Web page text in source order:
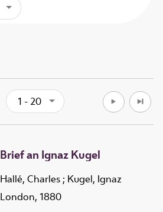
1 - 20
Brief an Ignaz Kugel
Hallé, Charles ; Kugel, Ignaz
London, 1880